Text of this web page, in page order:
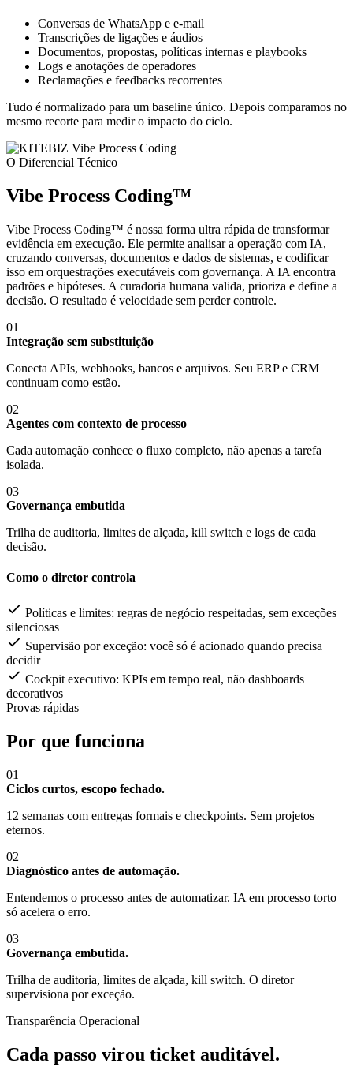
Conversas de WhatsApp e e-mail
Transcrições de ligações e áudios
Documentos, propostas, políticas internas e playbooks
Logs e anotações de operadores
Reclamações e feedbacks recorrentes
Tudo é normalizado para um baseline único. Depois comparamos no
mesmo recorte para medir o impacto do ciclo.
O Diferencial Técnico
Vibe Process Coding™
Vibe Process Coding™ é nossa forma ultra rápida de transformar
evidência em execução. Ele permite analisar a operação com IA,
cruzando conversas, documentos e dados de sistemas, e codificar
isso em orquestrações executáveis com governança. A IA encontra
padrões e hipóteses. A curadoria humana valida, prioriza e define a
decisão. O resultado é velocidade sem perder controle.
01
Integração sem substituição
Conecta APIs, webhooks, bancos e arquivos. Seu ERP e CRM
continuam como estão.
02
Agentes com contexto de processo
Cada automação conhece o fluxo completo, não apenas a tarefa
isolada.
03
Governança embutida
Trilha de auditoria, limites de alçada, kill switch e logs de cada
decisão.
Como o diretor controla
Políticas e limites: regras de negócio respeitadas, sem exceções
silenciosas
Supervisão por exceção: você só é acionado quando precisa
decidir
Cockpit executivo: KPIs em tempo real, não dashboards
decorativos
Provas rápidas
Por que funciona
01
Ciclos curtos, escopo fechado.
12 semanas com entregas formais e checkpoints. Sem projetos
eternos.
02
Diagnóstico antes de automação.
Entendemos o processo antes de automatizar. IA em processo torto
só acelera o erro.
03
Governança embutida.
Trilha de auditoria, limites de alçada, kill switch. O diretor
supervisiona por exceção.
Transparência Operacional
Cada passo virou ticket auditável.